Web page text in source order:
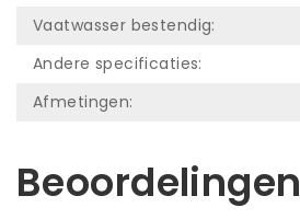
Vaatwasser bestendig:
Andere specificaties:
Afmetingen:
Beoordelingen